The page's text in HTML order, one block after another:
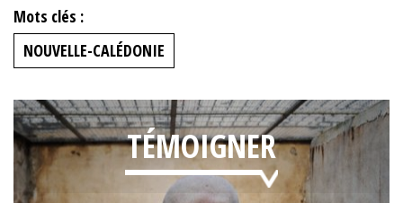
Mots clés :
NOUVELLE-CALÉDONIE
TÉMOIGNER